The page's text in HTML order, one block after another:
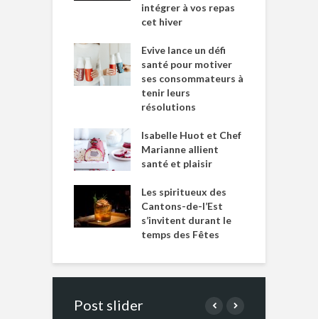
intégrer à vos repas
cet hiver
Evive lance un défi
santé pour motiver
ses consommateurs à
tenir leurs
résolutions
Isabelle Huot et Chef
Marianne allient
santé et plaisir
Les spiritueux des
Cantons-de-l’Est
s’invitent durant le
temps des Fêtes
Post slider